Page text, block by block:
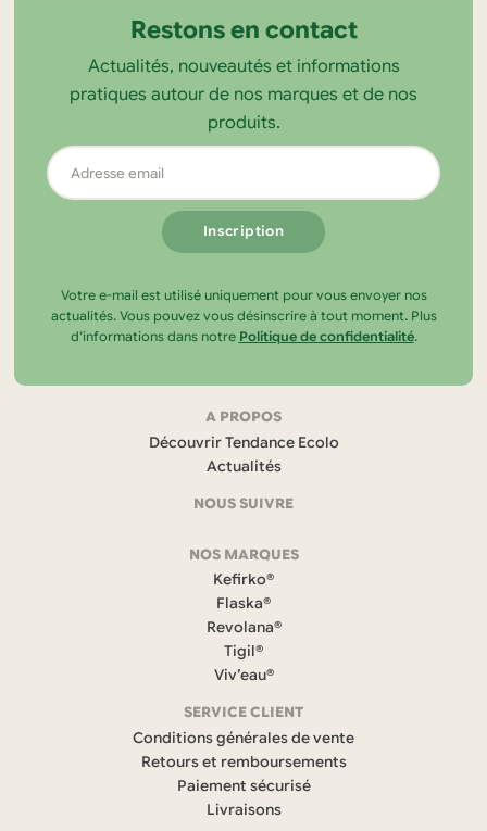
boutique
Tendance
Restons en contact
Actualités, nouveautés et informations
pratiques autour de nos marques et de nos
produits.
Adresse
email
Votre e-mail est utilisé uniquement pour vous envoyer nos
actualités. Vous pouvez vous désinscrire à tout moment. Plus
d’informations dans notre Politique de confidentialité.
coordonnées
A PROPOS
Découvrir Tendance Ecolo
Actualités
NOUS SUIVRE
a
c
e
b
o
o
k
s
o
u
v
r
NOS MARQUES
Kefirko®
Flaska®
Revolana®
Tigil®
Viv’eau®
SERVICE CLIENT
Conditions générales de vente
Retours et remboursements
Paiement sécurisé
Livraisons